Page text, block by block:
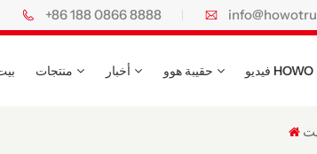
+86 188 0866 8888
منتجات أخبار حقيبة هوو فيديو HOWO